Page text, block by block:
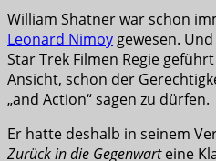
William Shatner war schon
Leonard Nimoy gewesen.
Star Trek Filmen Regie
Ansicht, schon der
„and Action“ sagen zu dürfen.
Er hatte deshalb in seinem
Zurück in die Gegenwarteine